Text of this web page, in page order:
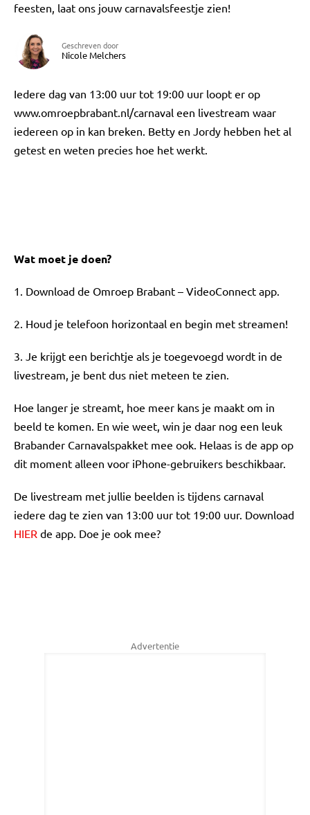
feesten, laat ons jouw carnavalsfeestje zien!
Geschreven door
Nicole Melchers
Iedere dag van 13:00 uur tot 19:00 uur loopt er op
www.omroepbrabant.nl/carnaval een livestream waar
iedereen op in kan breken. Betty en Jordy hebben het al
getest en weten precies hoe het werkt.
Wat moet je doen?
1. Download de Omroep Brabant – VideoConnect app.
2. Houd je telefoon horizontaal en begin met streamen!
3. Je krijgt een berichtje als je toegevoegd wordt in de
livestream, je bent dus niet meteen te zien.
Hoe langer je streamt, hoe meer kans je maakt om in
beeld te komen. En wie weet, win je daar nog een leuk
Brabander Carnavalspakket mee ook. Helaas is de app op
dit moment alleen voor iPhone-gebruikers beschikbaar.
De livestream met jullie beelden is tijdens carnaval
iedere dag te zien van 13:00 uur tot 19:00 uur. Download
HIER de app. Doe je ook mee?
Advertentie